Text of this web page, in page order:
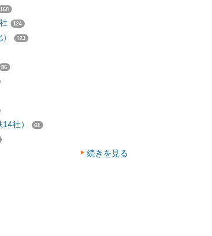
160
124
123
86
社） 61
続きを見る